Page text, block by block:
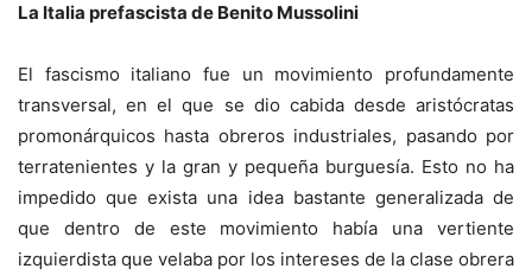
La Italia prefascista de Benito Mussolini
El fascismo italiano fue un movimiento profundamente
transversal, en el que se dio cabida desde aristócratas
promonárquicos hasta obreros industriales, pasando por
terratenientes y la gran y pequeña burguesía. Esto no ha
impedido que exista una idea bastante generalizada de
que dentro de este movimiento había una vertiente
izquierdista que velaba por los intereses de la clase obrera